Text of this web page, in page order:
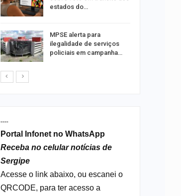
estados do…
MPSE alerta para
ilegalidade de serviços
policiais em campanha…
----
Portal Infonet no WhatsApp
Receba no celular notícias de
Sergipe
Acesse o link abaixo, ou escanei o
QRCODE, para ter acesso a